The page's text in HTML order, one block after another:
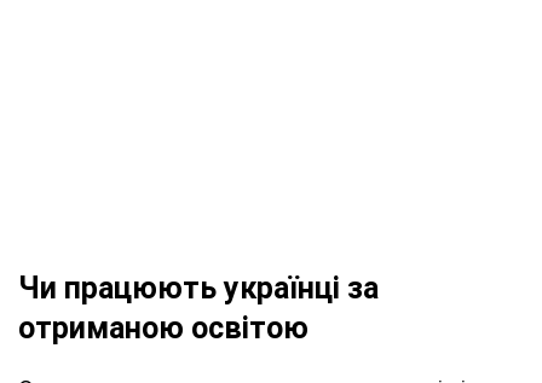
Чи працюють українці за
отриманою освітою